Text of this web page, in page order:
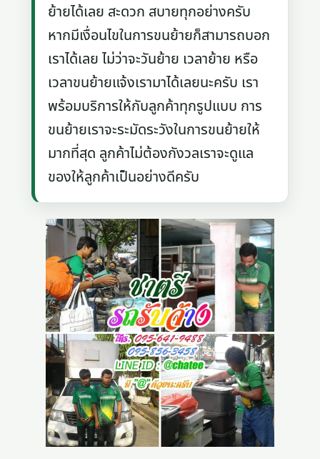
ย้ายได้เลย สะดวก สบายทุกอย่างครับ
หากมีเงื่อนไขในการขนย้ายก็สามารถบอก
เราได้เลย ไม่ว่าจะวันย้าย เวลาย้าย หรือ
เวลาขนย้ายแจ้งเรามาได้เลยนะครับ เรา
พร้อมบริการให้กับลูกค้าทุกรูปแบบ การ
ขนย้ายเราจะระมัดระวังในการขนย้ายให้
มากที่สุด ลูกค้าไม่ต้องกังวลเราจะดูแล
ของให้ลูกค้าเป็นอย่างดีครับ